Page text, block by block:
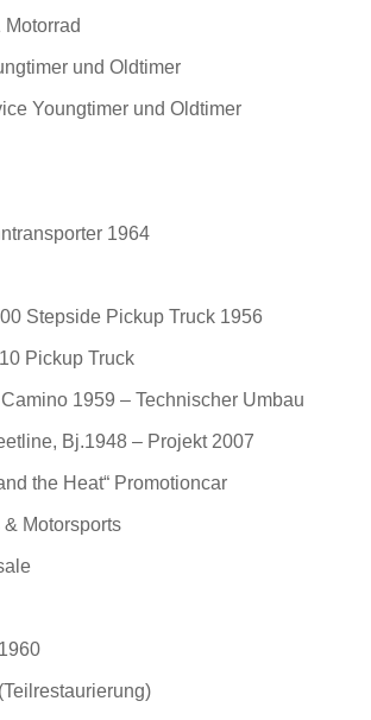
und Oldtimer
Youngtimer und Oldtimer
1964
Stepside Pickup Truck 1956
Pickup Truck
1959 – Technischer Umbau
Bj.1948 – Projekt 2007
the Heat“ Promotioncar
Motorsports